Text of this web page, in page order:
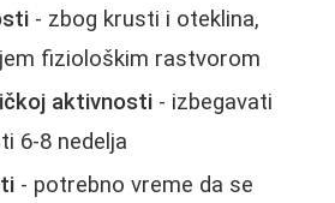
- zbog krusti i oteklina,
fiziološkim rastvorom
aktivnosti - izbegavati
6-8 nedelja
- potrebno vreme da se